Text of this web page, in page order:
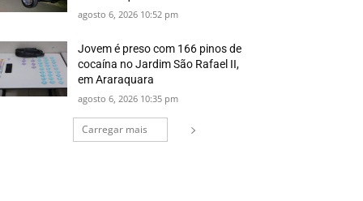
agosto 6, 2026 10:52 pm
Jovem é preso com 166 pinos de
cocaína no Jardim São Rafael II,
em Araraquara
agosto 6, 2026 10:35 pm
Carregar mais